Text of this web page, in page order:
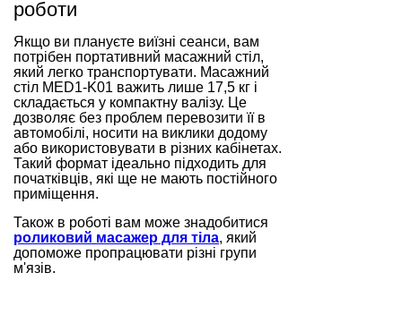
роботи
Якщо ви плануєте виїзні сеанси, вам
потрібен портативний масажний стіл,
який легко транспортувати. Масажний
стіл MED1-K01 важить лише 17,5 кг і
складається у компактну валізу. Це
дозволяє без проблем перевозити її в
автомобілі, носити на виклики додому
або використовувати в різних кабінетах.
Такий формат ідеально підходить для
початківців, які ще не мають постійного
приміщення.
Також в роботі вам може знадобитися
роликовий масажер для тіла, який
допоможе пропрацювати різні групи
м'язів.